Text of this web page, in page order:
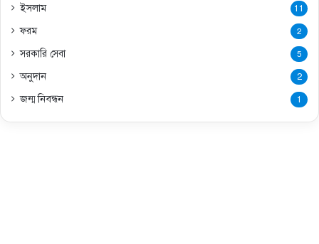
ইসলাম 11
ফরম 2
সরকারি সেবা 5
অনুদান 2
জন্ম নিবন্ধন 1